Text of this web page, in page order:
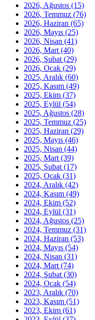
2026, Ağustos (15)
2026, Temmuz (76)
2026, Haziran (65)
2026, Mayıs (25)
2026, Nisan (41)
2026, Mart (40)
2026, Şubat (29)
2026, Ocak (29)
2025, Aralık (60)
2025, Kasım (49)
2025, Ekim (37)
2025, Eylül (54)
2025, Ağustos (28)
2025, Temmuz (25)
2025, Haziran (29)
2025, Mayıs (46)
2025, Nisan (44)
2025, Mart (39)
2025, Şubat (17)
2025, Ocak (31)
2024, Aralık (42)
2024, Kasım (49)
2024, Ekim (52)
2024, Eylül (31)
2024, Ağustos (25)
2024, Temmuz (31)
2024, Haziran (53)
2024, Mayıs (54)
2024, Nisan (31)
2024, Mart (74)
2024, Şubat (30)
2024, Ocak (54)
2023, Aralık (70)
2023, Kasım (51)
2023, Ekim (61)